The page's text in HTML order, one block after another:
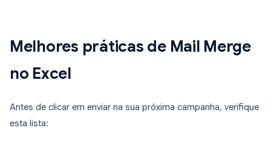
Melhores práticas de Mail Merge
no Excel
Antes de clicar em enviar na sua próxima campanha, verifique
esta lista: